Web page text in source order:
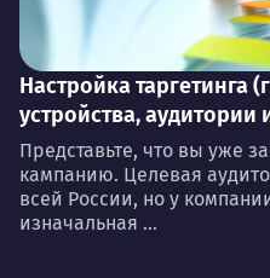
Настройка таргетинга
устройства, аудитории
Представьте, что вы уже
кампанию. Целевая
всей России, но у
изначальная ...